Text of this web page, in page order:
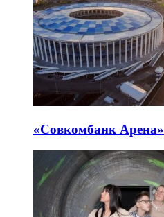
«Совкомбанк Арена⁠»